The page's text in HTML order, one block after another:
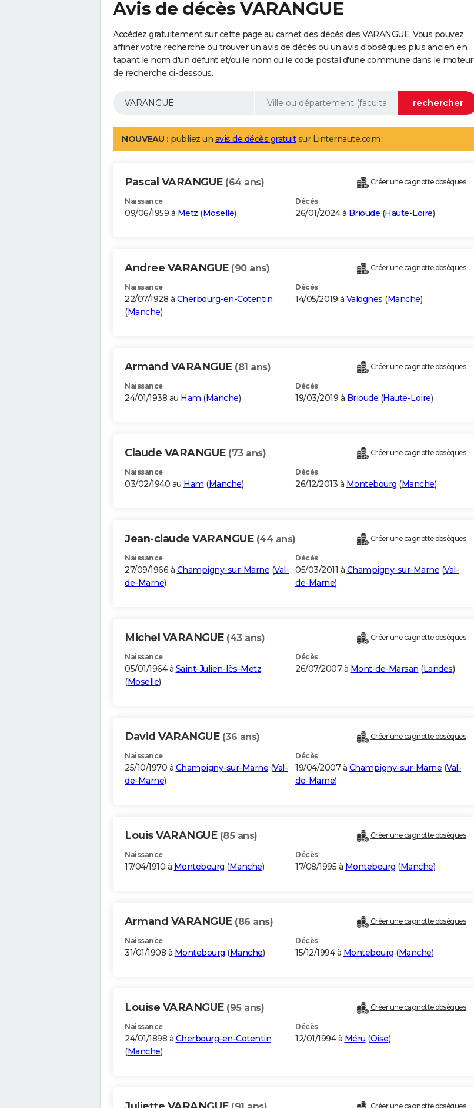
Avis de décès VARANGUE
Accédez gratuitement sur cette page au carnet des décès des VARANGUE. Vous pouvez
affiner votre recherche ou trouver un avis de décès ou un avis d'obsèques plus ancien en
tapant le nom d'un défunt et/ou le nom ou le code postal d'une commune dans le moteur
de recherche ci-dessous.
NOUVEAU : publiez un avis de décès gratuitsur Linternaute.com
Pascal VARANGUE (64 ans) Créer une cagnotte obsèques
Naissance
09/06/1959 à Metz (Moselle)
Décès
26/01/2024 à Brioude (Haute-Loire)
Andree VARANGUE (90 ans) Créer une cagnotte obsèques
Naissance
22/07/1928 à Cherbourg-en-Cotentin
(Manche)
Décès
14/05/2019 à Valognes (Manche)
Armand VARANGUE (81 ans) Créer une cagnotte obsèques
Naissance
24/01/1938 au Ham (Manche)
Décès
19/03/2019 à Brioude (Haute-Loire)
Claude VARANGUE (73 ans) Créer une cagnotte obsèques
Naissance
03/02/1940 au Ham (Manche)
Décès
26/12/2013 à Montebourg (Manche)
Jean-claude VARANGUE (44 ans) Créer une cagnotte obsèques
Naissance
27/09/1966 à Champigny-sur-Marne (Val-
de-Marne)
Décès
05/03/2011 à Champigny-sur-Marne (Val-
de-Marne)
Michel VARANGUE (43 ans) Créer une cagnotte obsèques
Naissance
05/01/1964 à Saint-Julien-lès-Metz
(Moselle)
Décès
26/07/2007 à Mont-de-Marsan (Landes)
David VARANGUE (36 ans) Créer une cagnotte obsèques
Naissance
25/10/1970 à Champigny-sur-Marne (Val-
de-Marne)
Décès
19/04/2007 à Champigny-sur-Marne (Val-
de-Marne)
Louis VARANGUE (85 ans) Créer une cagnotte obsèques
Naissance
17/04/1910 à Montebourg (Manche)
Décès
17/08/1995 à Montebourg (Manche)
Armand VARANGUE (86 ans) Créer une cagnotte obsèques
Naissance
31/01/1908 à Montebourg (Manche)
Décès
15/12/1994 à Montebourg (Manche)
Louise VARANGUE (95 ans) Créer une cagnotte obsèques
Naissance
24/01/1898 à Cherbourg-en-Cotentin
(Manche)
Décès
12/01/1994 à Méru (Oise)
Créer une cagnotte obsèques